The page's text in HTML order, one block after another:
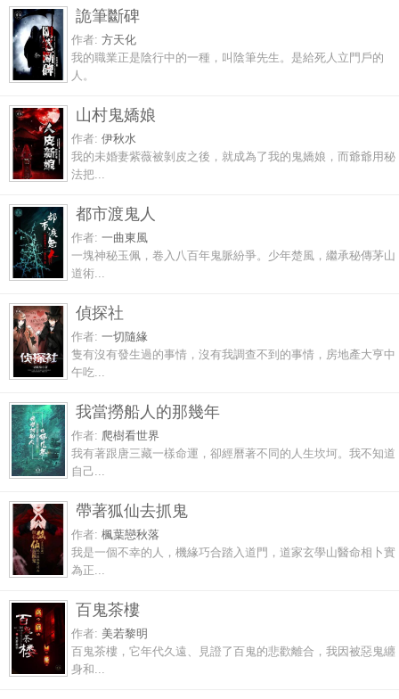
詭筆斷碑
作者: 方天化
我的職業正是陰行中的一種，叫陰筆先生。是給死人立門戶的
人。
山村鬼嬌娘
作者: 伊秋水
我的未婚妻紫薇被剝皮之後，就成為了我的鬼嬌娘，而爺爺用秘
法把...
都市渡鬼人
作者: 一曲東風
一塊神秘玉佩，卷入八百年鬼脈紛爭。少年楚風，繼承秘傳茅山
道術...
偵探社
作者: 一切隨緣
隻有沒有發生過的事情，沒有我調查不到的事情，房地產大亨中
午吃...
我當撈船人的那幾年
作者: 爬樹看世界
我有著跟唐三藏一樣命運，卻經曆著不同的人生坎坷。我不知道
自己...
帶著狐仙去抓鬼
作者: 楓葉戀秋落
我是一個不幸的人，機緣巧合踏入道門，道家玄學山醫命相卜實
為正...
百鬼茶樓
作者: 美若黎明
百鬼茶樓，它年代久遠、見證了百鬼的悲歡離合，我因被惡鬼纏
身和...